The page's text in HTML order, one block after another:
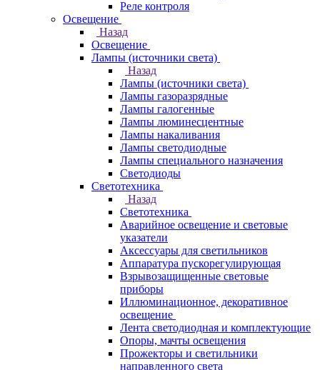
Реле контроля
Освещение
Назад
Освещение
Лампы (источники света)
Назад
Лампы (источники света)
Лампы газоразрядные
Лампы галогенные
Лампы люминесцентные
Лампы накаливания
Лампы светодиодные
Лампы специального назначения
Светодиоды
Светотехника
Назад
Светотехника
Аварийное освещение и световые
указатели
Аксессуары для светильников
Аппаратура пускорегулирующая
Взрывозащищенные световые
приборы
Иллюминационное, декоративное
освещение
Лента светодиодная и комплектующие
Опоры, мачты освещения
Прожекторы и светильники
направленного света